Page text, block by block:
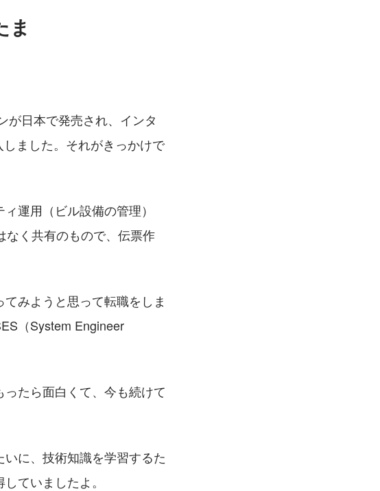
ま
が日本で発売され、インタ
ました。それがきっかけで
運用（ビル設備の管理）
なく共有のもので、伝票作
みようと思って転職をしま
（System Engineer
たら面白くて、今も続けて
に、技術知識を学習するた
ていましたよ。